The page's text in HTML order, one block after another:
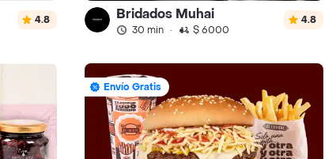
4.8 Bridados Muhai
30 min · $ 6000
4.8
Envío Gratis